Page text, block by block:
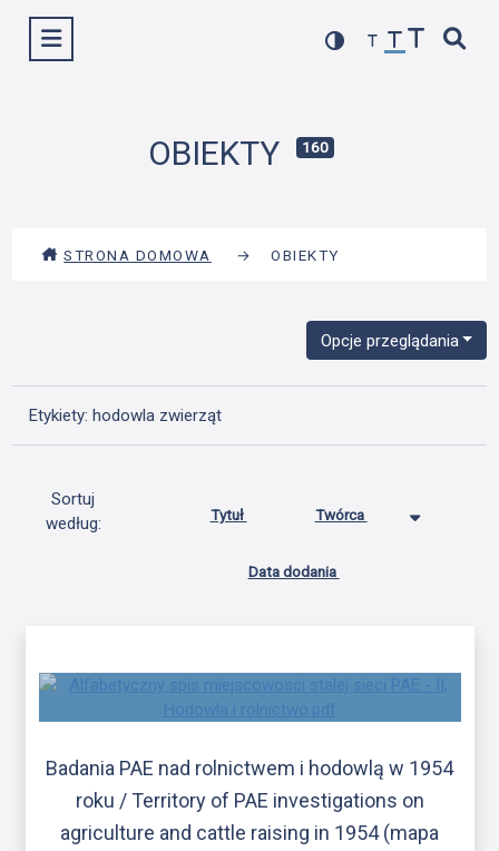
Wyświetl menu
OBIEKTY 160
STRONA DOMOWA → OBIEKTY
Opcje przeglądania
Etykiety: hodowla zwierząt
Sortuj
według:
Tytuł Twórca
Data dodania
Badania PAE nad rolnictwem i hodowlą w 1954
roku / Territory of PAE investigations on
agriculture and cattle raising in 1954 (mapa